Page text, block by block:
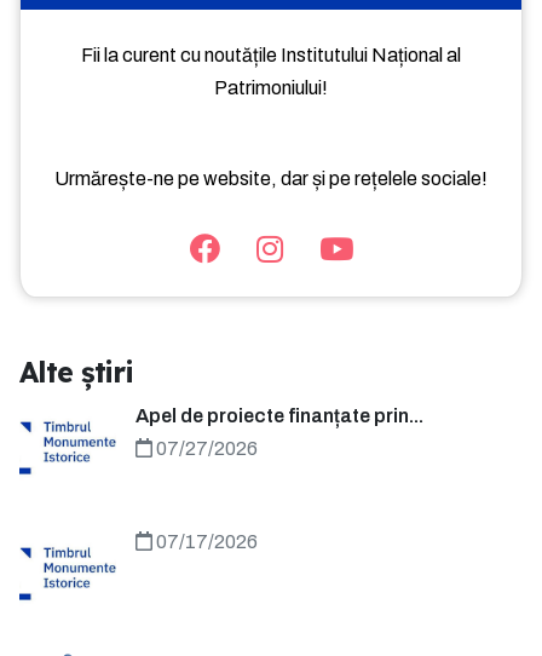
Fii la curent cu noutățile Institutului Național al
Patrimoniului!
Urmărește-ne pe website, dar și pe rețelele sociale!
Alte știri
Apel de proiecte finanțate prin...
07/27/2026
07/17/2026